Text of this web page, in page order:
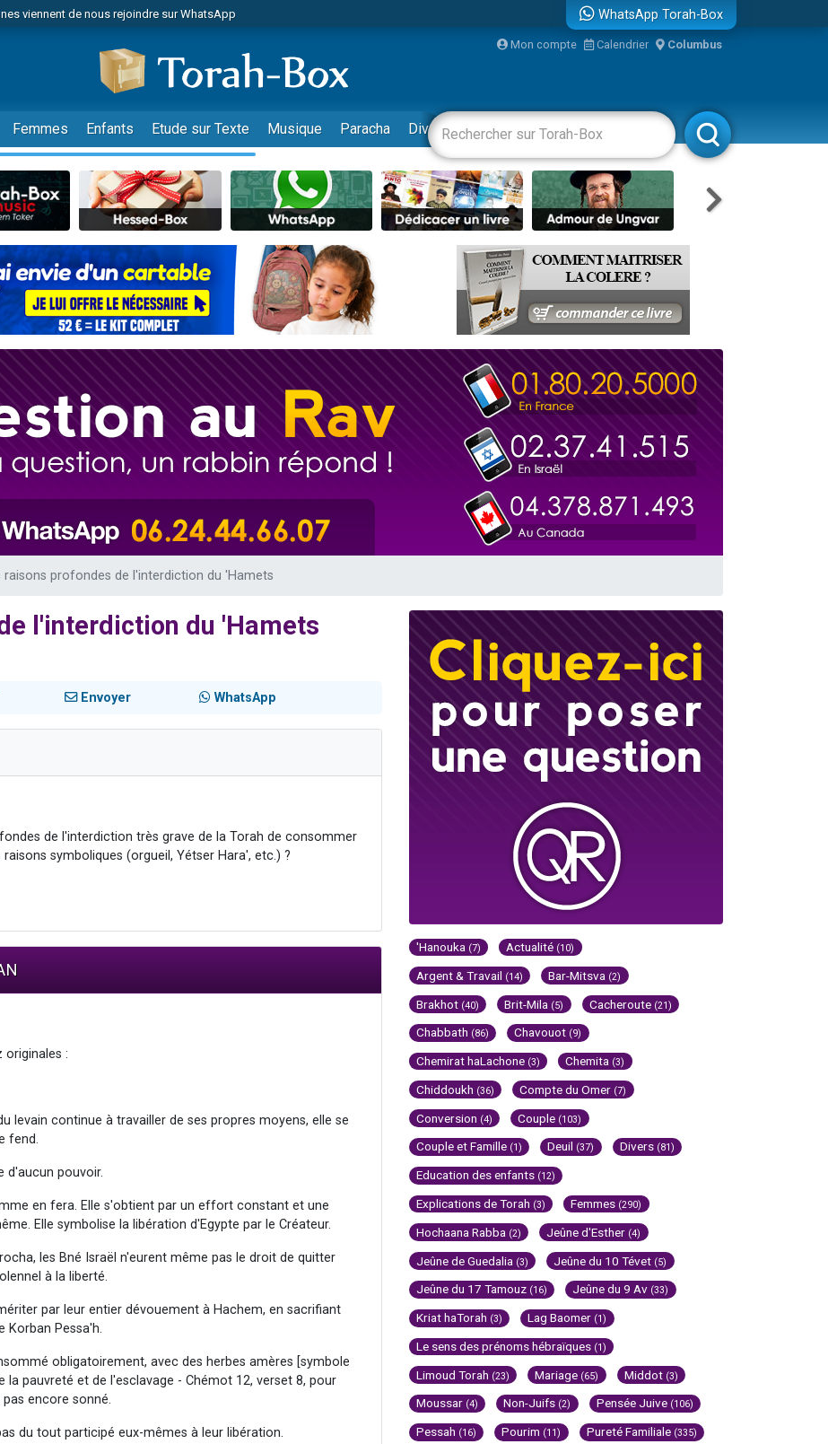
viennent de nous rejoindre sur WhatsApp
viennent de faire un don pour 1 Journée de Vacances Pour les Enfants
viennent de demander une bénédiction
viennent de nous rejoindre sur WhatsApp
49 places pour étudier en groupe sur Zoom
viennent de faire un don pour Diane, 80 ans, dans un appartement insalubre
de donner son Maasser
viennent de nous rejoindre sur WhatsApp
viennent de nous rejoindre sur WhatsApp
viennent de faire un don pour 5 jours de vacances aux Orphelins
de donner son Maasser
viennent de demander une bénédiction
viennent de nous rejoindre sur WhatsApp
viennent de faire un don pour Sauvez la jambe de Yohan
49 places pour étudier en groupe sur Zoom
viennent de nous rejoindre sur WhatsApp
viennent de nous rejoindre sur WhatsApp
viennent de nous rejoindre sur WhatsApp
WhatsApp Torah-Box
Mon compte Calendrier Columbus
Femmes Enfants Etude sur Texte Musique Paracha Divertissements Livres Rabbanim
raisons profondes de l'interdiction du 'Hamets
l'interdiction du 'Hamets
Envoyer WhatsApp
de l'interdiction très grave de la Torah de consommer
symboliques (orgueil, Yétser Hara', etc.) ?
originales :
levain continue à travailler de ses propres moyens, elle se
fend.
d'aucun pouvoir.
en fera. Elle s'obtient par un effort constant et une
Elle symbolise la libération d'Egypte par le Créateur.
les Bné Israël n'eurent même pas le droit de quitter
à la liberté.
par leur entier dévouement à Hachem, en sacrifiant
Korban Pessa'h.
obligatoirement, avec des herbes amères [symbole
pauvreté et de l'esclavage - Chémot 12, verset 8, pour
encore sonné.
du tout participé eux-mêmes à leur libération.
'Hanouka (7) Actualité (10)
Argent & Travail (14) Bar-Mitsva (2)
Brakhot (40) Brit-Mila (5) Cacheroute (21)
Chabbath (86) Chavouot (9)
Chemirat haLachone (3) Chemita (3)
Chiddoukh (36) Compte du Omer (7)
Conversion (4) Couple (103)
Couple et Famille (1) Deuil (37) Divers (81)
Education des enfants (12)
Explications de Torah (3) Femmes (290)
Hochaana Rabba (2) Jeûne d'Esther (4)
Jeûne de Guedalia (3) Jeûne du 10 Tévet (5)
Jeûne du 17 Tamouz (16) Jeûne du 9 Av (33)
Kriat haTorah (3) Lag Baomer (1)
Le sens des prénoms hébraïques (1)
Limoud Torah (23) Mariage (65) Middot (3)
Moussar (4) Non-Juifs (2) Pensée Juive (106)
Pessah (16) Pourim (11) Pureté Familiale (335)